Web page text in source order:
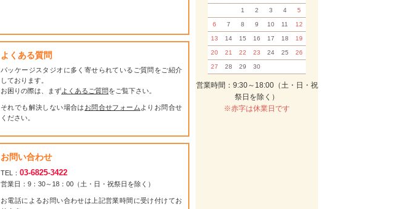
よくある質問
パッケージスタジオに多く寄せられているご質問をご紹介
しております。
お困りの際は、まずよくあるご質問をご覧下さい。
それでも解決しない場合は お問合せフォーム よりお問合せ
ください。
お問い合わせ
TEL： 03-6825-3422
営業日：9：30～18：00（土・日・祝祭日を除く）
お電話によるお問い合わせは上記営業時間に受け付けてお
1 2 3 4 5
6 7 8 9 10 11 12
13 14 15 16 17 18 19
20 21 22 23 24 25 26
27 28 29 30
営業時間：9:30～18:00（土・日・祝
祭日を除く）
※赤字は休業日です